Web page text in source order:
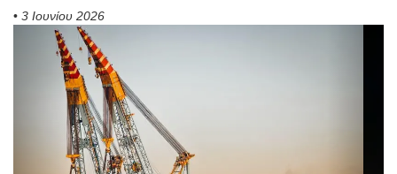
• 3 Ιουνίου 2026
Previous